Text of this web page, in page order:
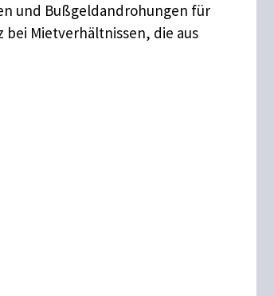
und Bußgeldandrohungen für
Mietverhältnissen, die aus